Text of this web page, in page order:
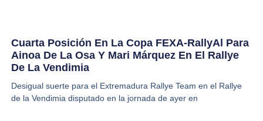
Cuarta Posición En La Copa FEXA-RallyAl Para
Ainoa De La Osa Y Mari Márquez En El Rallye
De La Vendimia
Desigual suerte para el Extremadura Rallye Team en el Rallye
de la Vendimia disputado en la jornada de ayer en